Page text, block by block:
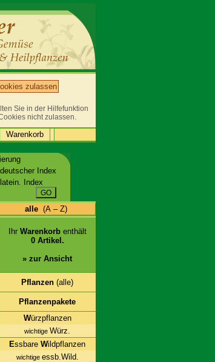
zulassen
Sie in der Hilfefunktion
nicht zulassen.
Warenkorb
deutscher Index
latein. Index
GO
alle (A – Z)
Ihr Warenkorbenthält
0 Artikel.
» zur Ansicht
Pflanzen (alle)
Pflanzenpakete
Würzpflanzen
wichtige Würz.
Essbare Wildpflanzen
wichtige essb.Wild.